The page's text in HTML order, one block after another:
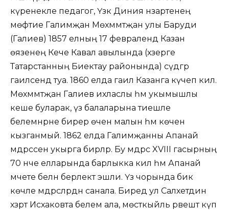
күренекле педагог, Үзәк Диния нәзарәтенең
мөфтие Галимҗан Мөхәммәтҗан улы Баруди
(Галиев) 1857 елның 17 февралендә Казан
өязенең Кече Кавал авылында (хәзерге
Татарстанның Биектау районында) сәүдәгәр
гаиләсендә туа. 1860 елда гаилә Казанга күчеп килә.
Мөхәммәтҗан Галиев ихласлы һәм укымышлы
кеше буларак, үз балаларына тиешле
белемнәрне бирер өчен малын һәм көчен
кызганмый. 1862 елда Галимҗанны Апанай
мәдрәсәсенә укырга бирәләр. Бу мәдрәсә XVIII гасырның
70 нче елларында барлыкка килә һәм Апанай
мәчете белән берлектә эшли. Үз чорында бик
көчле мәдрәсәләрдән санала. Биредә ул Саләхетдин
хәзрәт Исхаковта белем ала, мөстәкыйль рәвештә күп